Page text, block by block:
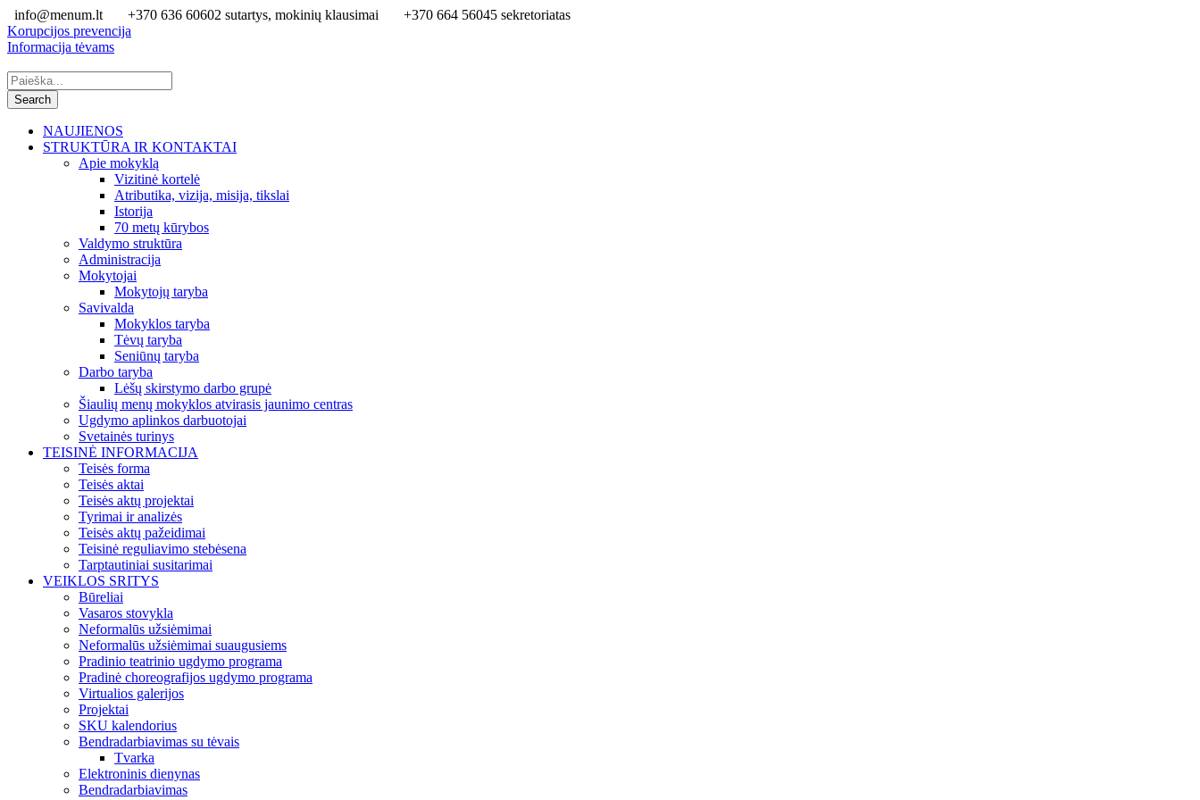
info@menum.lt +370 636 60602 sutartys, mokinių klausimai
+370 664 56045 sekretoriatas
Korupcijos prevencija
Informacija tėvams
NAUJIENOS
STRUKTŪRA IR KONTAKTAI
Apie mokyklą
Vizitinė kortelė
Atributika, vizija, misija, tikslai
Istorija
70 metų kūrybos
Valdymo struktūra
Administracija
Mokytojai
Mokytojų taryba
Savivalda
Mokyklos taryba
Tėvų taryba
Seniūnų taryba
Darbo taryba
Lėšų skirstymo darbo grupė
Šiaulių menų mokyklos atvirasis jaunimo centras
Ugdymo aplinkos darbuotojai
Svetainės turinys
TEISINĖ INFORMACIJA
Teisės forma
Teisės aktai
Teisės aktų projektai
Tyrimai ir analizės
Teisės aktų pažeidimai
Teisinė reguliavimo stebėsena
Tarptautiniai susitarimai
VEIKLOS SRITYS
Būreliai
Vasaros stovykla
Neformalūs užsiėmimai
Neformalūs užsiėmimai suaugusiems
Pradinio teatrinio ugdymo programa
Pradinė choreografijos ugdymo programa
Virtualios galerijos
Projektai
SKU kalendorius
Bendradarbiavimas su tėvais
Tvarka
Elektroninis dienynas
Bendradarbiavimas